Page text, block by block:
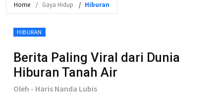
Home Gaya Hidup Hiburan
HIBURAN
Berita Paling Viral dari Dunia
Hiburan Tanah Air
Oleh - Haris Nanda Lubis